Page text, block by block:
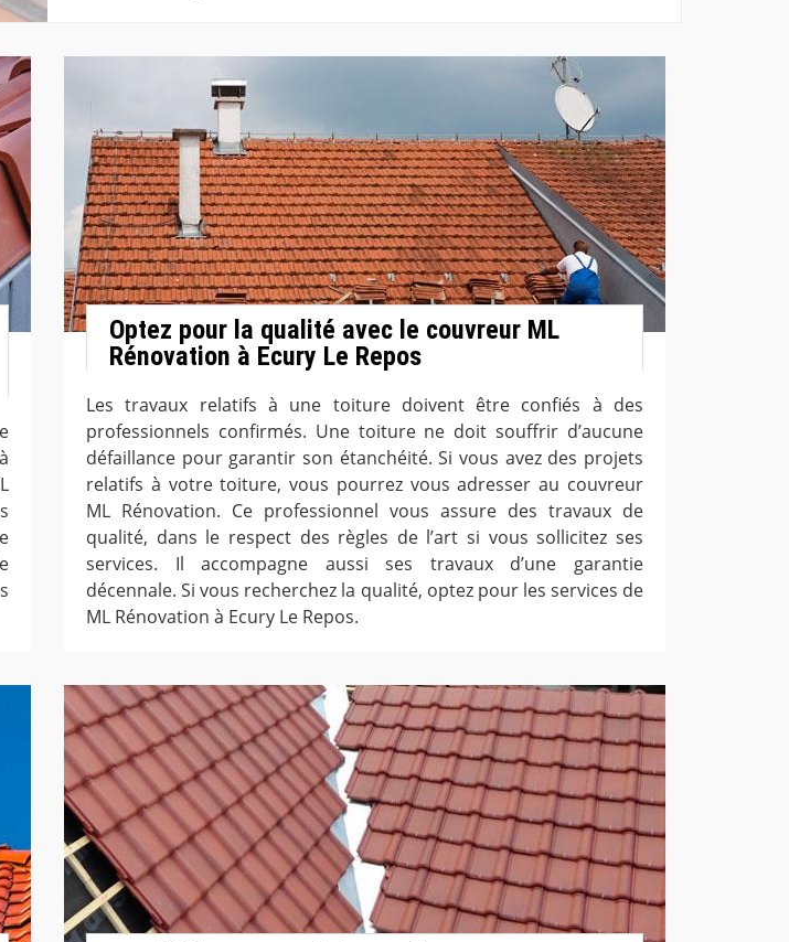
Optez pour la qualité avec le couvreur ML
Rénovation à Ecury Le Repos
Les travaux relatifs à une toiture doivent être confiés à des
professionnels confirmés. Une toiture ne doit souffrir d’aucune
défaillance pour garantir son étanchéité. Si vous avez des projets
relatifs à votre toiture, vous pourrez vous adresser au couvreur
ML Rénovation. Ce professionnel vous assure des travaux de
qualité, dans le respect des règles de l’art si vous sollicitez ses
services. Il accompagne aussi ses travaux d’une garantie
décennale. Si vous recherchez la qualité, optez pour les services de
ML Rénovation à Ecury Le Repos.